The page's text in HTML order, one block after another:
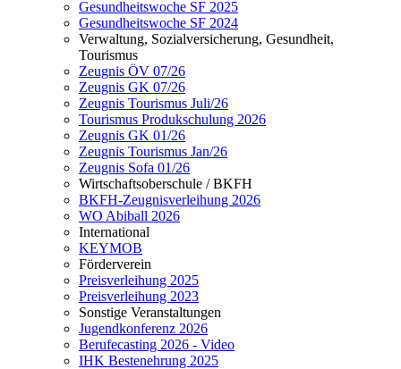
Gesundheitswoche SF 2025
Gesundheitswoche SF 2024
Verwaltung, Sozialversicherung, Gesundheit,
Tourismus
Zeugnis ÖV 07/26
Zeugnis GK 07/26
Zeugnis Tourismus Juli/26
Tourismus Produkschulung 2026
Zeugnis GK 01/26
Zeugnis Tourismus Jan/26
Zeugnis Sofa 01/26
Wirtschaftsoberschule / BKFH
BKFH-Zeugnisverleihung 2026
WO Abiball 2026
International
KEYMOB
Förderverein
Preisverleihung 2025
Preisverleihung 2023
Sonstige Veranstaltungen
Jugendkonferenz 2026
Berufecasting 2026 - Video
IHK Bestenehrung 2025